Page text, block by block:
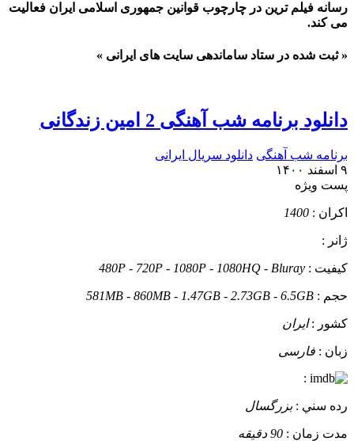
رسانه فیلم ترین در چارچوب قوانین جمهوری اسلامی ایران فعالیت
می کند.
« ثبت شده در ستاد ساماندهی سایت های ایرانی »
دانلود برنامه شب آهنگی 2 امین زندگانی
برنامه شب آهنگی دانلود سریال ایرانی
۹ اسفند ۱۴۰۰
پست ويژه
اکران : 1400
ژانر :
کيفيت : 480P - 720P - 1080P - 1080HQ - Bluray
حجم : 581MB - 860MB - 1.47GB - 2.73GB - 6.5GB
کشور :ایران
زبان : فارسی
:
رده سني :بزرگسال
مدت زمان : 90 دقیقه